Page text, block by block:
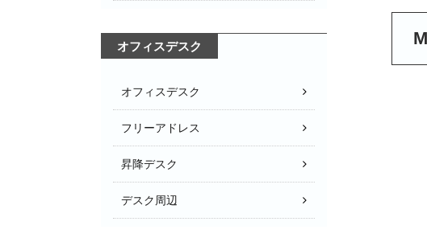
オフィスデスク
オフィスデスク
フリーアドレス
昇降デスク
デスク周辺